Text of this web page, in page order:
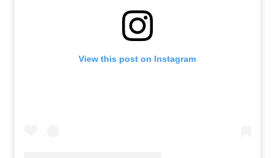
View this post on Instagram